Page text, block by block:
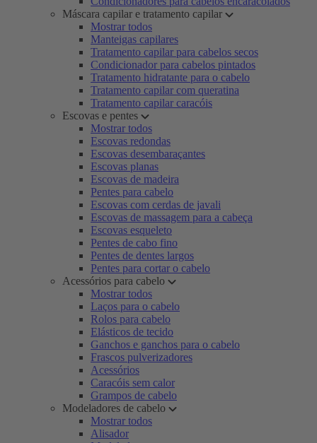
Máscara capilar e tratamento capilar
Mostrar todos
Manteigas capilares
Tratamento capilar para cabelos secos
Condicionador para cabelos pintados
Tratamento hidratante para o cabelo
Tratamento capilar com queratina
Tratamento capilar caracóis
Escovas e pentes
Mostrar todos
Escovas redondas
Escovas desembaraçantes
Escovas planas
Escovas de madeira
Pentes para cabelo
Escovas com cerdas de javali
Escovas de massagem para a cabeça
Escovas esqueleto
Pentes de cabo fino
Pentes de dentes largos
Pentes para cortar o cabelo
Acessórios para cabelo
Mostrar todos
Laços para o cabelo
Rolos para cabelo
Elásticos de tecido
Ganchos e ganchos para o cabelo
Frascos pulverizadores
Acessórios
Caracóis sem calor
Grampos de cabelo
Modeladores de cabelo
Mostrar todos
Alisador